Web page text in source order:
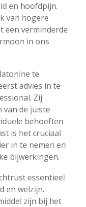
en hoofdpijn.
van hogere
een verminderde
in ons
te
advies in te
Zij
van de juiste
behoeften
is het cruciaal
in te nemen en
bijwerkingen.
essentieel
en welzijn.
zijn bij het